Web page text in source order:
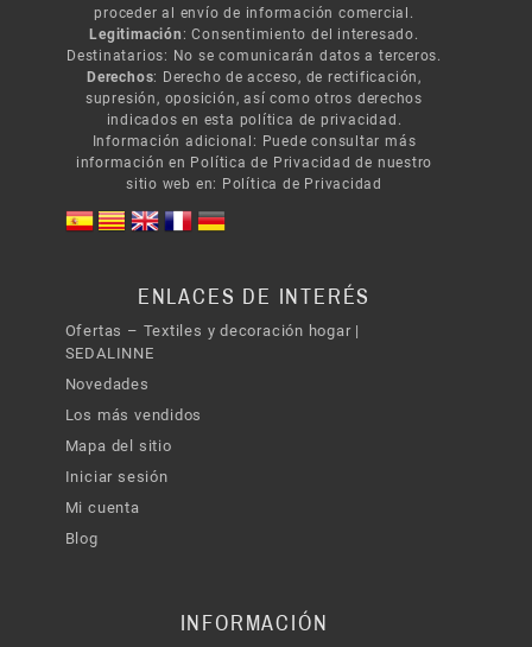
proceder al envío de información comercial.
Legitimación : Consentimiento del interesado.
Destinatarios: No se comunicarán datos a terceros.
Derechos: Derecho de acceso, de rectificación,
supresión, oposición, así como otros derechos
indicados en esta política de privacidad.
Información adicional: Puede consultar más
información en Política de Privacidad de nuestro
sitio web en: Política de Privacidad
ENLACES DE INTERÉS
Ofertas – Textiles y decoración hogar |
SEDALINNE
Novedades
Los más vendidos
Mapa del sitio
Iniciar sesión
Mi cuenta
Blog
INFORMACIÓN